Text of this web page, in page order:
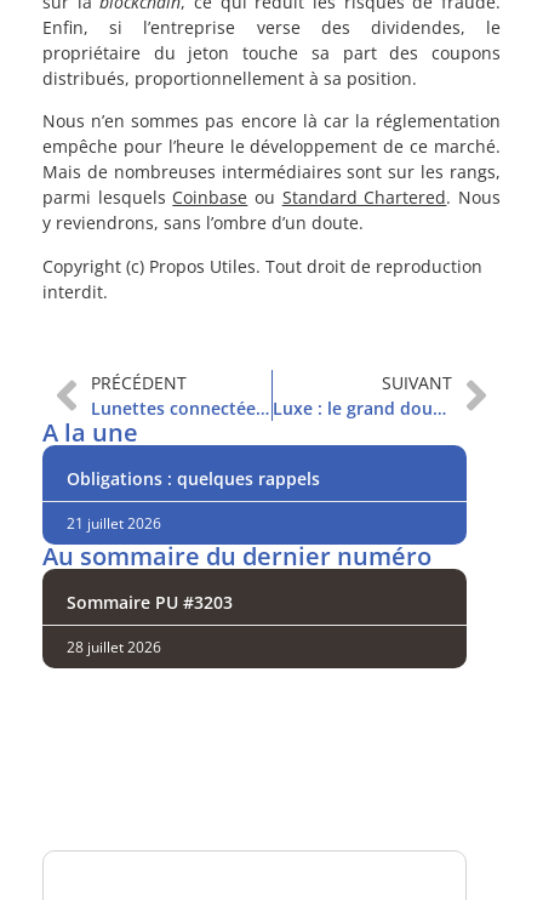
Enfin, si l’entreprise verse des dividendes, le
propriétaire du jeton touche sa part des coupons
distribués, proportionnellement à sa position.
Nous n’en sommes pas encore là car la réglementation
empêche pour l’heure le développement de ce marché.
Mais de nombreuses intermédiaires sont sur les rangs,
parmi lesquels Coinbase ou Standard Chartered. Nous
y reviendrons, sans l’ombre d’un doute.
Copyright (c) Propos Utiles. Tout droit de reproduction
interdit.
PRÉCÉDENT
Lunettes connectées : EssilorLuxottica voit loin
SUIVANT
Luxe : le grand doute des investisseurs
A la une
Obligations : quelques rappels
21 juillet 2026
Au sommaire du dernier numéro
Sommaire PU #3203
28 juillet 2026